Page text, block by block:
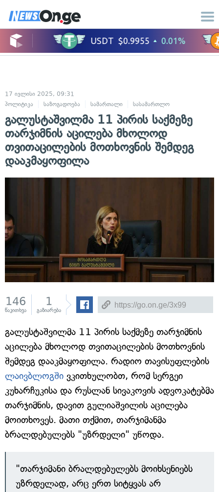
17 ივლისი 2025, 09:31
პოლიტიკა
საზოგადოება სამართალი სასამართლო
გალუსტაშვილმა 11 პირის საქმეზე
თარჯიმნის აცილება მხოლოდ
თვითაცილების მოთხოვნის შემდეგ
დააკმაყოფილა
146
წაკითხვა
1
გაზიარება
გალუსტაშვილმა 11 პირის საქმეზე თარჯიმნის
აცილება მხოლოდ თვითაცილების მოთხოვნის
შემდეგ დააკმაყოფილა. რადიო თავისუფლების
ლაივბლოგში ვკითხულობთ, რომ სერგეი
კუხარჩუკისა და რუსლან სივაკოვის ადვოკატებმა
თარჯიმნის, დავით გულიაშვილის აცილება
მოითხოვეს. მათი თქმით, თარჯიმანმა
ბრალდებულებს "უზრდელი" უწოდა.
"თარჯიმანი ბრალდებულებს მოიხსენიებს
უზრდელად, არც ერთ სიტყვას არ